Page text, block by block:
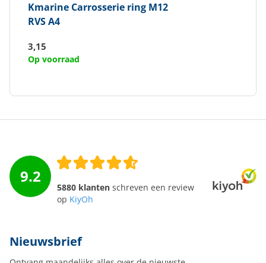
Kmarine Carrosserie ring M12
RVS A4
3,15
Op voorraad
9.2
5880 klanten schreven een review
op KiyOh
Nieuwsbrief